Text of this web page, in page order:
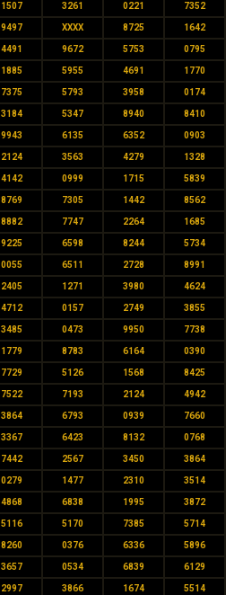
1507 3261 0221 7352
9497 XXXX 8725 1642
4491 9672 5753 0795
1885 5955 4691 1770
7375 5793 3958 0174
3184 5347 8940 8410
9943 6135 6352 0903
2124 3563 4279 1328
4142 0999 1715 5839
8769 7305 1442 8562
8882 7747 2264 1685
9225 6598 8244 5734
0055 6511 2728 8991
2405 1271 3980 4624
4712 0157 2749 3855
3485 0473 9950 7738
1779 8783 6164 0390
7729 5126 1568 8425
7522 7193 2124 4942
3864 6793 0939 7660
3367 6423 8132 0768
7442 2567 3450 3864
0279 1477 2310 3514
4868 6838 1995 3872
5116 5170 7385 5714
8260 0376 6336 5896
3657 0534 6839 6129
2997 3866 1674 5514